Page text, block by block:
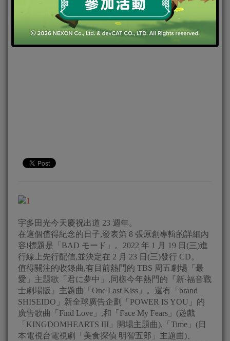
宇多田光今天慶祝出道 23 週年。
在這個值得紀念的日子,發表第 8 張原創專輯的詳細內
容!標題是「BAD モード」。2022 年 1 月 19 日(三)進
行線上先行配信,並決定在 2 月 23 日(三)發行 CD。
值得關注的收錄曲,有目前熱門的 TBS 周五劇場「最
愛」主題歌「君に夢中」,同樣今年熱門的『新·福音戰
士劇場版』主題曲「One Last Kiss」。還有「brand
SHISEIDO」新全球廣告企劃「POWER IS YOU」的
廣告歌曲「Find Love」,和「Face My Fears」(遊戲
「KINGDOMHEARTS III」開場主題曲),「Time」(日
本電視台電視劇「美食探偵 明智五郎」主題曲)、